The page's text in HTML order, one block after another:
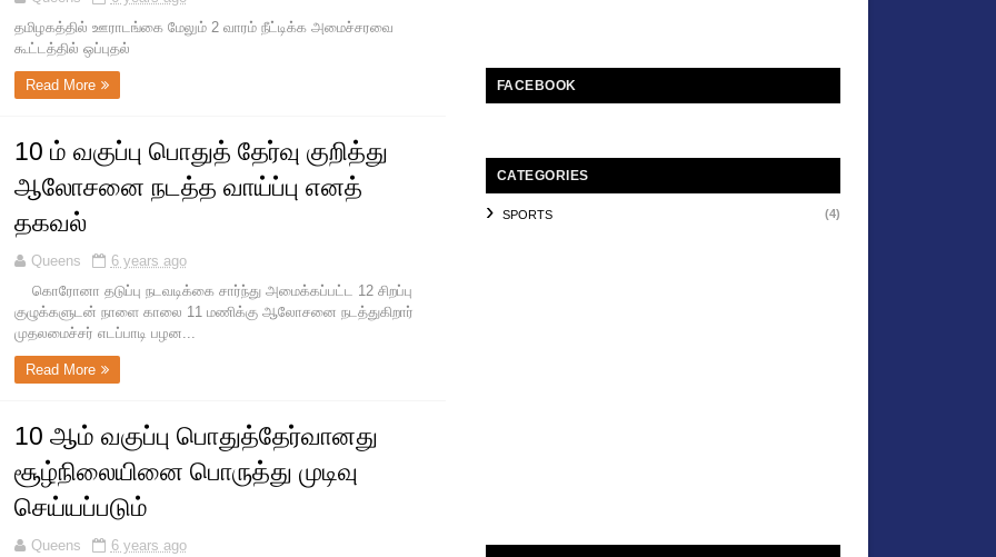
தமிழகத்தில் ஊராடங்கை மேலும் 2 வாரம் நீட்டிக்க அமைச்சரவை
கூட்டத்தில் ஒப்புதல்
Read More
10 ம் வகுப்பு பொதுத் தேர்வு குறித்து
ஆலோசனை நடத்த வாய்ப்பு எனத்
தகவல்
Queens
6 years ago
கொரோனா தடுப்பு நடவடிக்கை சார்ந்து அமைக்கப்பட்ட 12 சிறப்பு
குழுக்களுடன் நாளை காலை 11 மணிக்கு ஆலோசனை நடத்துகிறார்
முதலமைச்சர் எடப்பாடி பழன...
Read More
10 ஆம் வகுப்பு பொதுத்தேர்வானது
சூழ்நிலையினை பொருத்து முடிவு
செய்யப்படும்
Queens 6 years ago
FACEBOOK
CATEGORIES
SPORTS (4)